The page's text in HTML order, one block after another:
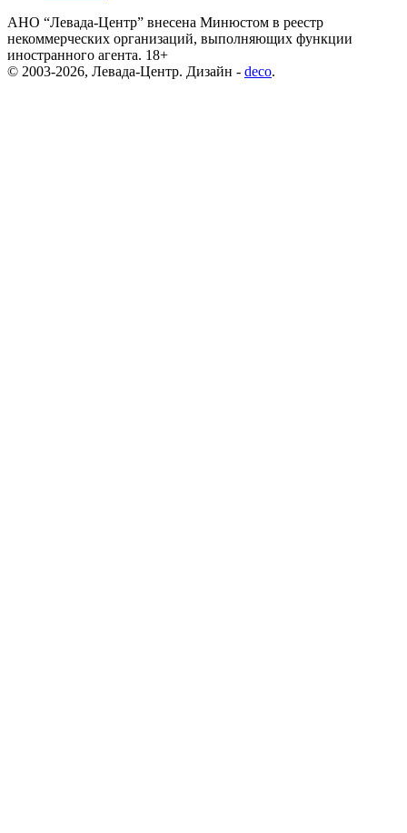
АНО “Левада-Центр” внесена Минюстом в реестр
некоммерческих организаций, выполняющих функции
иностранного агента. 18+
© 2003-2026, Левада-Центр. Дизайн - deco.